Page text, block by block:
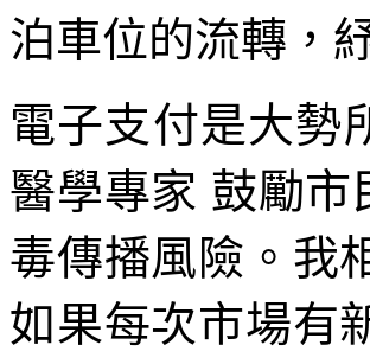
泊車位的流轉，
電子支付是大勢
醫學專家 鼓勵
毒傳播風險。我
如果每次市場有